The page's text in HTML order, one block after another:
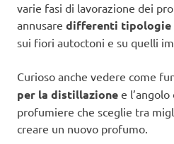
varie fasi di lavorazione dei
annusare differenti tipologie
sui fiori autoctoni e su quelli
Curioso anche vedere come
per la distillazione e
profumiere che sceglie tra
creare un nuovo profumo.